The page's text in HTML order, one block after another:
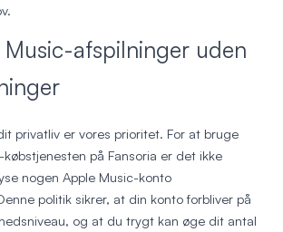
afspilninger uden
privatliv er vores prioritet. For at bruge
købstjenesten på Fansoria er det ikke
nogen Apple Music-konto
politik sikrer, at din konto forbliver på
og at du trygt kan øge dit antal